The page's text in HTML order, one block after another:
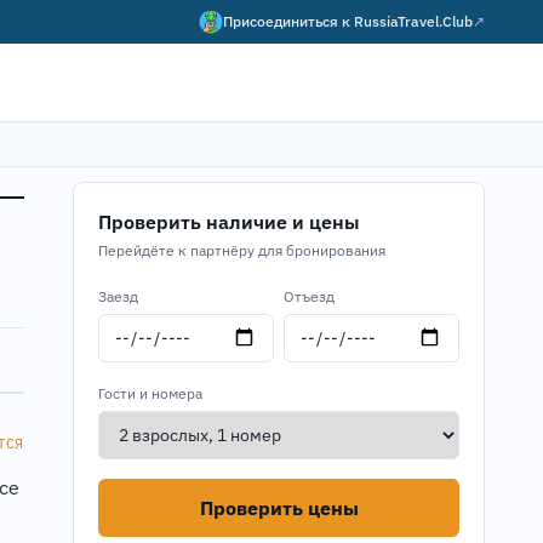
Присоединиться к RussiaTravel.Club↗
Проверить наличие и цены
Перейдёте к партнёру для бронирования
Заезд Отъезд
Гости и номера
Проверить цены